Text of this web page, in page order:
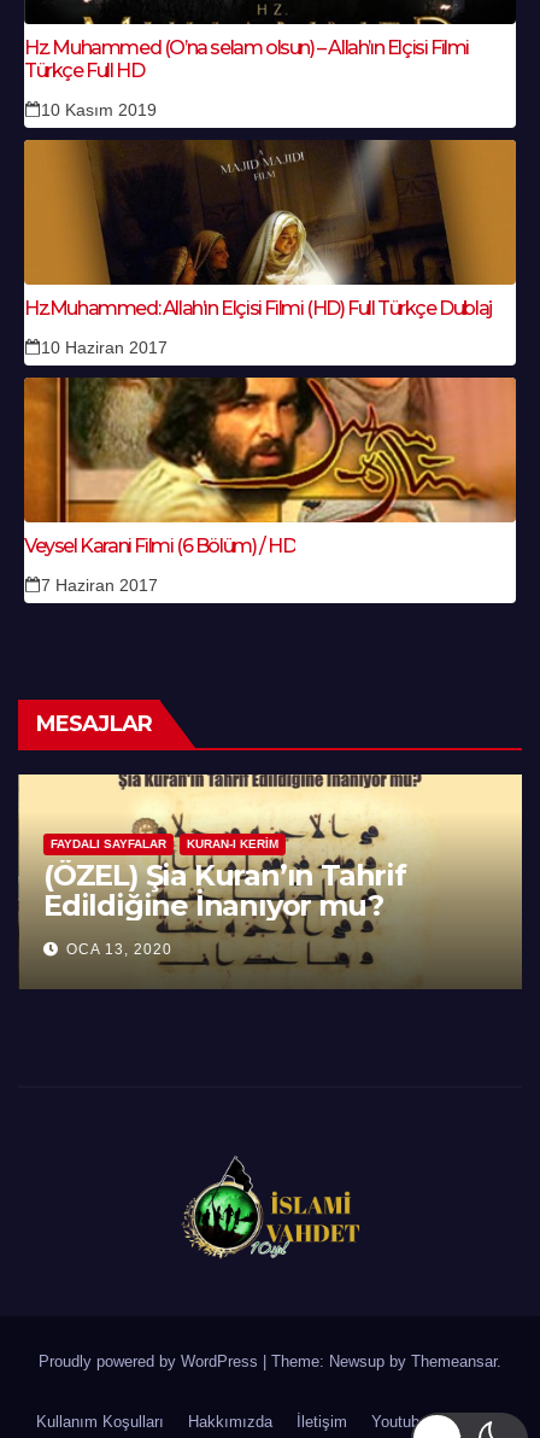
Hz. Muhammed (O’na selam olsun) – Allah’ın Elçisi Filmi
Türkçe Full HD
10 Kasım 2019
Hz.Muhammed: Allah’ın Elçisi Filmi (HD) Full Türkçe Dublaj
10 Haziran 2017
Veysel Karani Filmi (6 Bölüm) / HD
7 Haziran 2017
MESAJLAR
FAYDALI SAYFALAR KURAN-I KERIM
(ÖZEL) Şia Kuran’ın Tahrif
Edildiğine İnanıyor mu?
OCA 13, 2020
Proudly powered by WordPress Theme: Newsup by Themeansar.
Kullanım Koşulları Hakkımızda İletişim Youtube Kanalımız